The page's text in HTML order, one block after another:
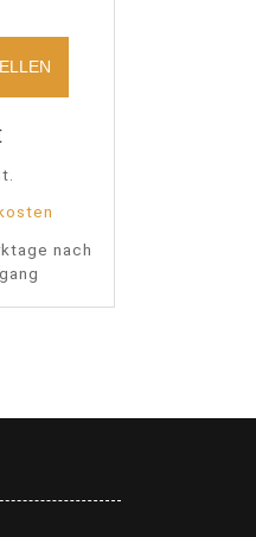
nach